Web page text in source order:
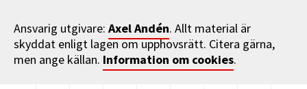
Ansvarig utgivare: Axel Andén. Allt material är
skyddat enligt lagen om upphovsrätt. Citera gärna,
men ange källan. Information om cookies.